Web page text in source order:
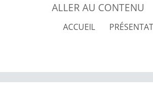
ALLER AU CONTENU
ACCUEIL